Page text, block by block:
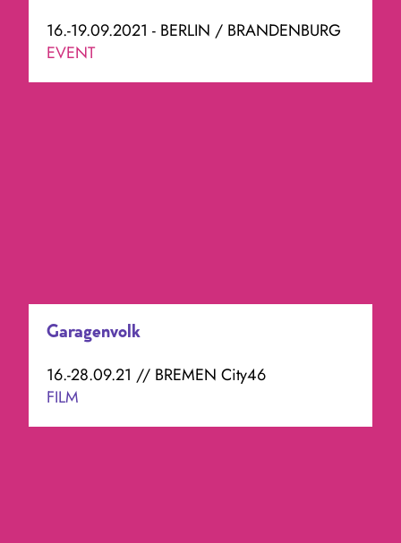
16.-19.09.2021 - BERLIN / BRANDENBURG
EVENT
Garagenvolk
16.-28.09.21 // BREMEN City46
FILM